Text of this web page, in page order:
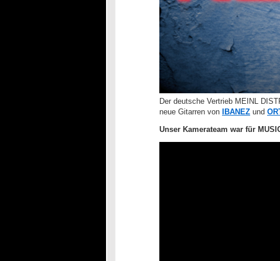
Der deutsche Vertrieb MEINL
neue Gitarren von
IBANEZ und
Unser Kamerateam war für